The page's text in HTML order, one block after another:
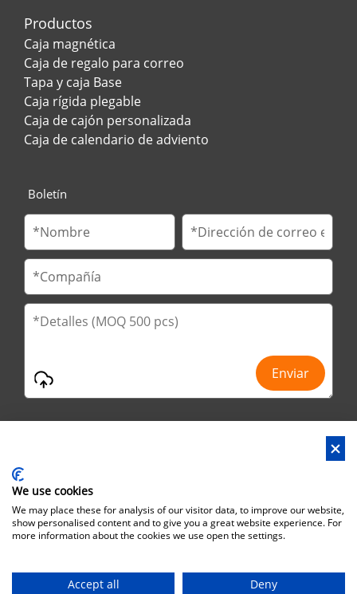
Productos
Caja magnética
Caja de regalo para correo
Tapa y caja Base
Caja rígida plegable
Caja de cajón personalizada
Caja de calendario de adviento
Boletín
Dirección : No.29 Jinfu 2nd Road, Huanan Ind Park, ciudad de
Liaobu, ciudad de Dongguan, provincia de Guangdong, China
Dirección de Oficina : No.6 Zhuangyuan Road, Park Songshan
Derechos de autor©Brothersbox Industrial Co., Ltd. Todos los
We use cookies
We may place these for analysis of our visitor data, to improve our website,
show personalised content and to give you a great website experience. For
more information about the cookies we use open the settings.
Accept all Deny